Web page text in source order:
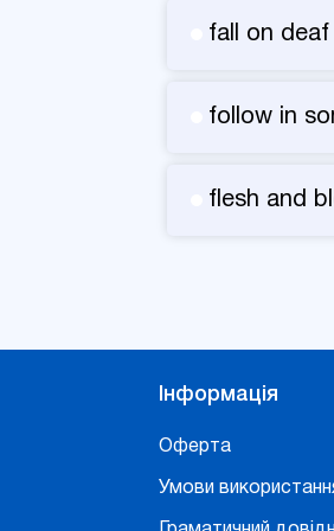
fall on deaf
follow in
flesh and
Інформація
Оферта
Умови